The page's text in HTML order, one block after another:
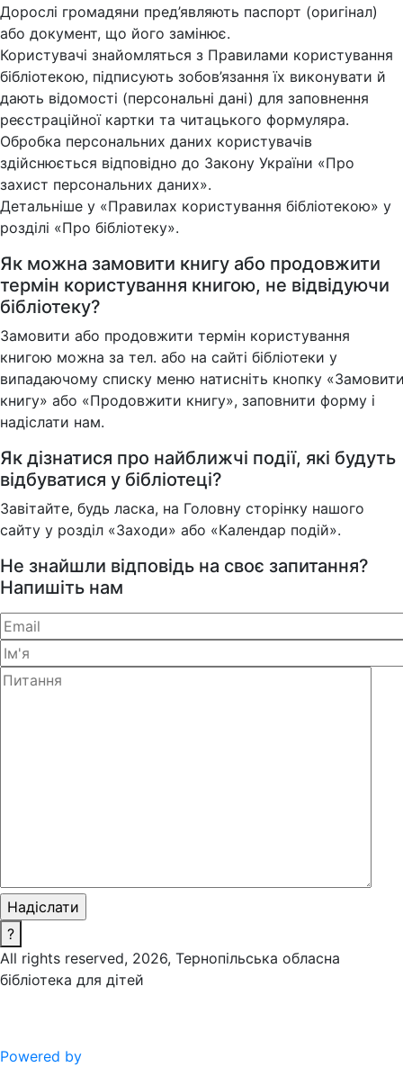
Дорослі громадяни пред’являють паспорт (оригінал)
або документ, що його замінює.
Користувачі знайомляться з Правилами користування
бібліотекою, підписують зобов’язання їх виконувати й
дають відомості (персональні дані) для заповнення
реєстраційної картки та читацького формуляра.
Обробка персональних даних користувачів
здійснюється відповідно до Закону України «Про
захист персональних даних».
Детальніше у «Правилах користування бібліотекою» у
розділі «Про бібліотеку».
Як можна замовити книгу або продовжити
термін користування книгою, не відвідуючи
бібліотеку?
Замовити або продовжити термін користування
книгою можна за тел. або на сайті бібліотеки у
випадаючому списку меню натисніть кнопку
книгу» або «Продовжити книгу», заповнити форму і
надіслати нам.
Як дізнатися про найближчі події, які будуть
відбуватися у бібліотеці?
Завітайте, будь ласка, на Головну сторінку нашого
сайту у розділ «Заходи» або «Календар подій».
Не знайшли відповідь на своє запитання?
Напишіть нам
?
All rights reserved, 2026, Тернопільська обласна
бібліотека для дітей
Powered by